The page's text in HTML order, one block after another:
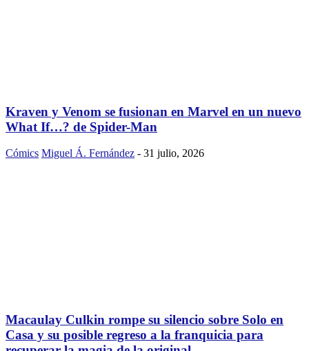
Kraven y Venom se fusionan en Marvel en un nuevo
What If…? de Spider-Man
Cómics Miguel Á. Fernández - 31 julio, 2026
Macaulay Culkin rompe su silencio sobre Solo en
Casa y su posible regreso a la franquicia para